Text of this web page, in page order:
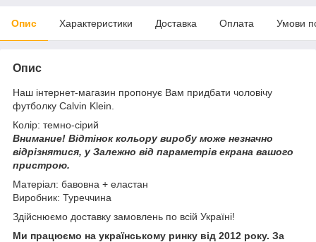
Опис Характеристики Доставка Оплата Умови
Опис
Наш інтернет-магазин пропонує Вам придбати чоловічу
футболку Calvin Klein.
Колір: темно-сірий
Внимание! Відтінок кольору виробу може незначно
відрізнятися, у Залежно від параметрів екрана вашого
пристрою.
Матеріал: бавовна + еластан
Виробник: Туреччина
Здійснюємо доставку замовлень по всій Україні!
Ми працюємо на українському ринку від 2012 року. За